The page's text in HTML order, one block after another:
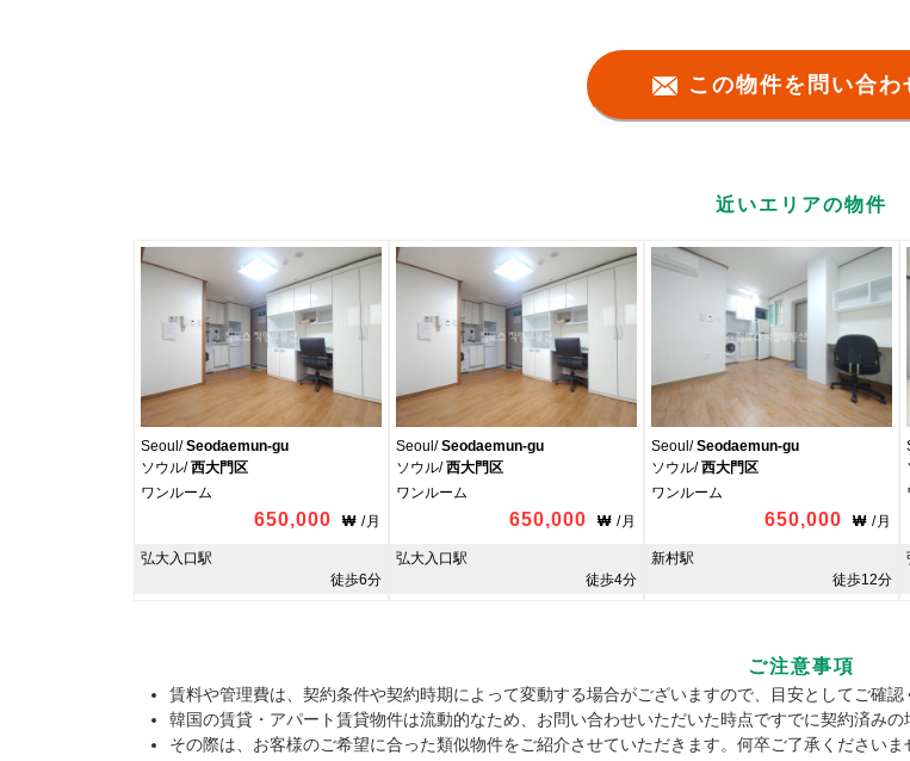
この物件を問い合わ
近いエリアの物件
Seoul/Seodaemun-gu
ソウル/西大門区
ワンルーム
650,000 ₩ /月
弘大入口駅
徒歩6分
Seoul/Seodaemun-gu
ソウル/西大門区
ワンルーム
650,000 ₩ /月
弘大入口駅
徒歩4分
Seoul/Seodaemun-gu
ソウル/西大門区
ワンルーム
650,000 ₩ /月
新村駅
徒歩12分
ご注意事項
賃料や管理費は、契約条件や契約時期によって変動する場合がございますので、目安としてご確認
韓国の賃貸・アパート賃貸物件は流動的なため、お問い合わせいただいた時点ですでに契約済みの
その際は、お客様のご希望に合った類似物件をご紹介させていただきます。何卒ご了承くださいま